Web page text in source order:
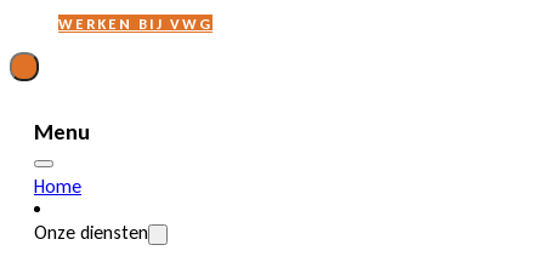
WERKEN BIJ VWG
Menu
Home
Onze diensten